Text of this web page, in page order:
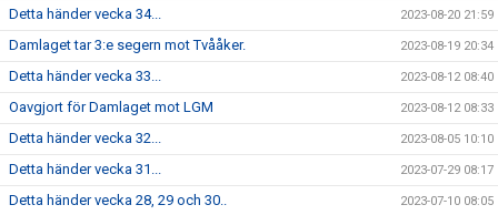
Detta händer vecka 34... 2023-08-20 21:59
Damlaget tar 3:e segern mot Tvååker. 2023-08-19 20:34
Detta händer vecka 33... 2023-08-12 08:40
Oavgjort för Damlaget mot LGM 2023-08-12 08:33
Detta händer vecka 32... 2023-08-05 10:10
Detta händer vecka 31... 2023-07-29 08:17
Detta händer vecka 28, 29 och 30.. 2023-07-10 08:05